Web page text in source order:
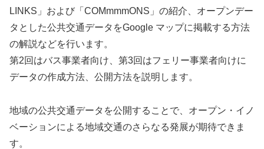
LINKS」および「COMmmmONS」の紹介、オープンデー
タとした公共交通データをGoogle マップに掲載する方法
の解説などを行います。
第2回はバス事業者向け、第3回はフェリー事業者向けに
データの作成方法、公開方法を説明します。
地域の公共交通データを公開することで、オープン・イノ
ベーションによる地域交通のさらなる発展が期待できま
す。